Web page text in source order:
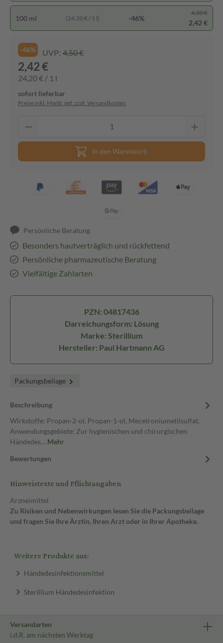
100 ml (24,20 € / 1 l) -46%
4,50 €
2,42 €
-46% UVP: 4,50 €
2,42 €
24,20 € / 1 l
sofort lieferbar
Preise inkl. MwSt. ggf. zzgl. Versandkosten
In den Warenkorb
Persönliche Beratung
Besonders hautverträglich und rückfettend
Persönliche pharmazeutische Beratung
Vielfältige Zahlarten
PZN: 04817436
Darreichungsform: Lösung
Marke: Sterillium
Hersteller: Paul Hartmann AG
Packungsbeilage
Beschreibung
Wirkstoffe: Propan-2-ol, Propan-1-ol, Mecetroniumetilsulfat.
Anwendungsgebiete: Zur hygienischen und chirurgischen
Händedes… Mehr
Bewertungen
Hinweistexte und Pflichtangaben
Arzneimittel
Zu Risiken und Nebenwirkungen lesen Sie die Packungsbeilage
und fragen Sie Ihre Ärztin, Ihren Arzt oder in Ihrer Apotheke.
Weitere Produkte aus:
Händedesinfektionsmittel
Sterillium Händedesinfektion
Versandarten
i.d.R. am nächsten Werktag